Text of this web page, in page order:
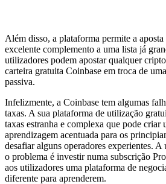
Além disso, a plataforma permite a
excelente complemento a uma lista já
utilizadores podem apostar qualquer
carteira gratuita Coinbase em troca de
passiva.
Infelizmente, a Coinbase tem algumas
taxas. A sua plataforma de utilização
taxas estranha e complexa que pode criar
aprendizagem acentuada para os
desafiar alguns operadores experientes.
o problema é investir numa subscrição
aos utilizadores uma plataforma de
diferente para aprenderem.